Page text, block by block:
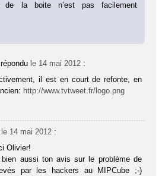
de la boite n’est pas facilement
le 14 mai 2012 :
il est en court de refonte, en
http://www.tvtweet.fr/logo.png
le 14 mai 2012 :
Olivier!
aussi ton avis sur le problème de
par les hackers au MIPCube ;-)